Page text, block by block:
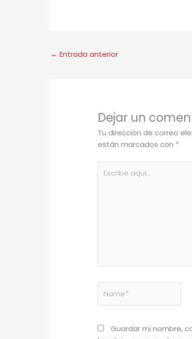
← Entrada anterior
Dejar un
Tu dirección de correo
están marcados con *
aquí...
Guardar mi nombre,